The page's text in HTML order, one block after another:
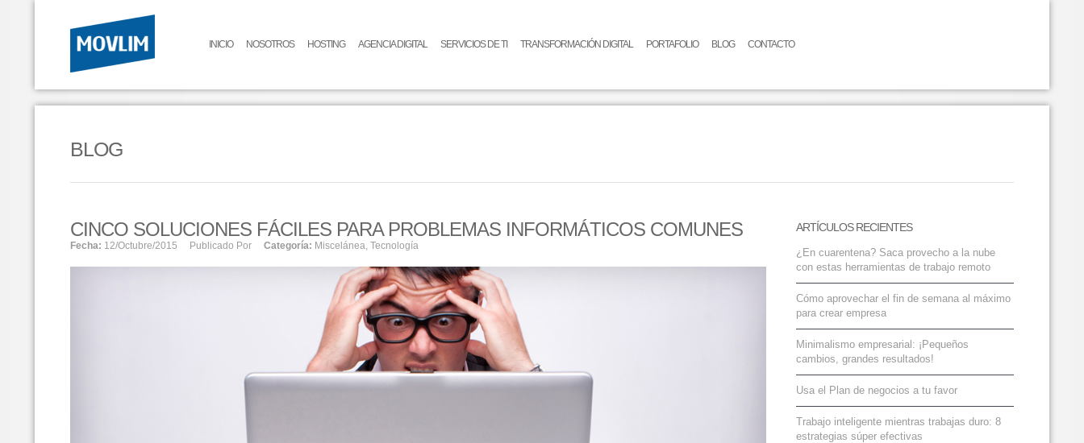
INICIO NOSOTROS HOSTING AGENCIA DIGITAL SERVICIOS DE TI TRANSFORMACIÓN DIGITAL PORTAFOLIO BLOG CONTACTO
BLOG
CINCO SOLUCIONES FÁCILES PARA PROBLEMAS INFORMÁTICOS COMUNES
Fecha: 12/octubre/2015 Publicado Por Categoría: Miscelánea, Tecnología
ARTÍCULOS RECIENTES
¿En cuarentena? Saca provecho a la nube
con estas herramientas de trabajo remoto
Cómo aprovechar el fin de semana al máximo
para crear empresa
Minimalismo empresarial: ¡Pequeños
cambios, grandes resultados!
Usa el Plan de negocios a tu favor
Trabajo inteligente mientras trabajas duro: 8
estrategias súper efectivas